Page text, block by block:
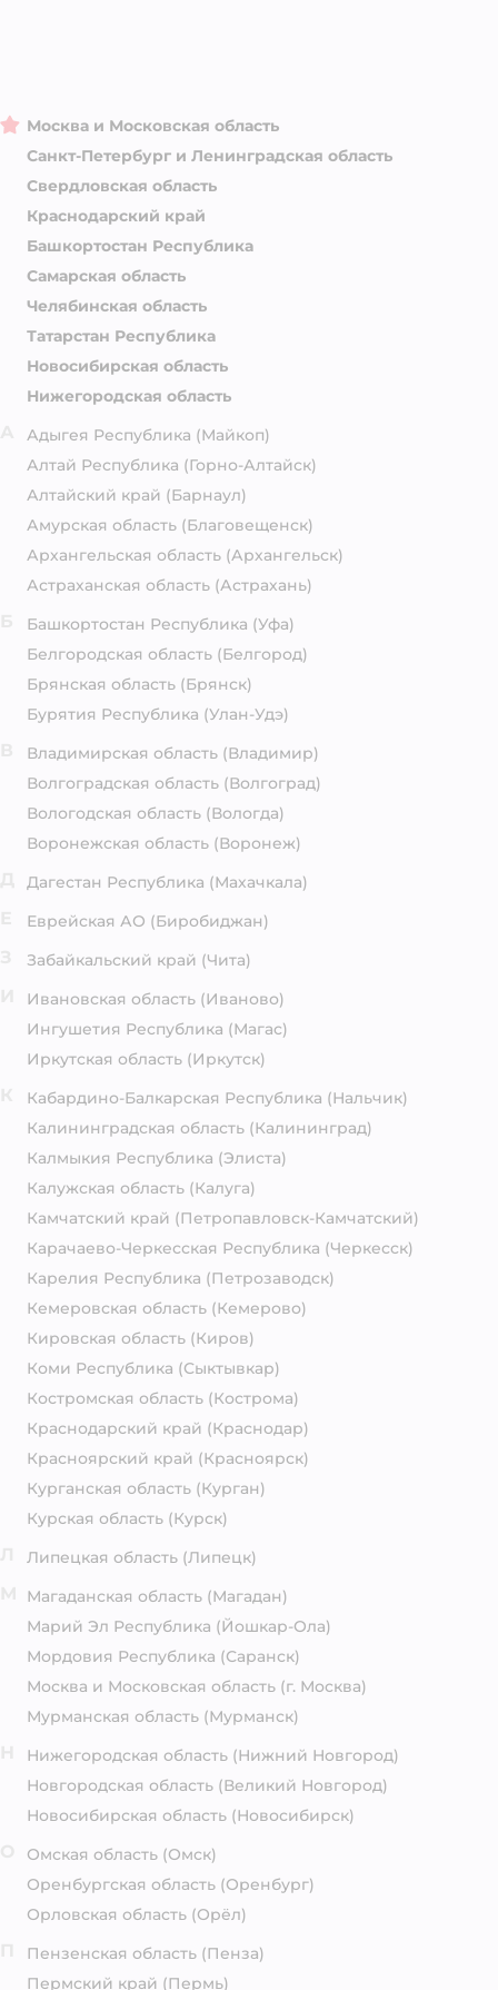
Москва и Московская область
Санкт-Петербург и Ленинградская область
Свердловская область
Краснодарский край
Башкортостан Республика
Самарская область
Челябинская область
Татарстан Республика
Новосибирская область
Нижегородская область
Адыгея Республика (Майкоп)
Алтай Республика (Горно-Алтайск)
Алтайский край (Барнаул)
Амурская область (Благовещенск)
Архангельская область (Архангельск)
Астраханская область (Астрахань)
Башкортостан Республика (Уфа)
Белгородская область (Белгород)
Брянская область (Брянск)
Бурятия Республика (Улан-Удэ)
Владимирская область (Владимир)
Волгоградская область (Волгоград)
Вологодская область (Вологда)
Воронежская область (Воронеж)
Дагестан Республика (Махачкала)
Еврейская АО (Биробиджан)
Забайкальский край (Чита)
Ивановская область (Иваново)
Ингушетия Республика (Магас)
Иркутская область (Иркутск)
Кабардино-Балкарская Республика (Нальчик)
Калининградская область (Калининград)
Калмыкия Республика (Элиста)
Калужская область (Калуга)
Камчатский край (Петропавловск-Камчатский)
Карачаево-Черкесская Республика (Черкесск)
Карелия Республика (Петрозаводск)
Кемеровская область (Кемерово)
Кировская область (Киров)
Коми Республика (Сыктывкар)
Костромская область (Кострома)
Краснодарский край (Краснодар)
Красноярский край (Красноярск)
Курганская область (Курган)
Курская область (Курск)
Липецкая область (Липецк)
Магаданская область (Магадан)
Марий Эл Республика (Йошкар-Ола)
Мордовия Республика (Саранск)
Москва и Московская область (г. Москва)
Мурманская область (Мурманск)
Нижегородская область (Нижний Новгород)
Новгородская область (Великий Новгород)
Новосибирская область (Новосибирск)
Омская область (Омск)
Оренбургская область (Оренбург)
Орловская область (Орёл)
Пензенская область (Пенза)
Пермский край (Пермь)